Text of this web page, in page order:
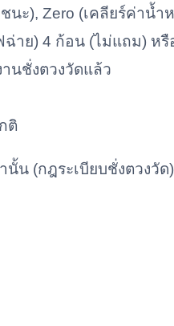
นะ), Zero (เคลียร์ค่าน้ำ
าย) 4 ก้อน (ไม่แถม) หรื
นชั่งตวงวัดแล้ว
ติ
น (กฎระเบียบชั่งตวงวัด)